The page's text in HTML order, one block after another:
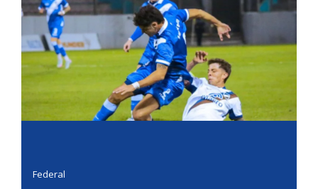
Federal